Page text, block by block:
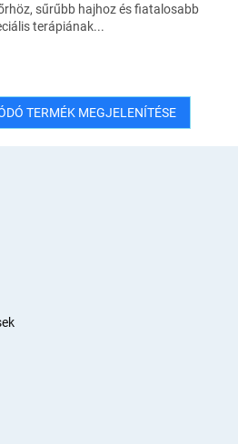
sűrűbb hajhoz és fiatalosabb
terápiának...
TERMÉK MEGJELENÍTÉSE